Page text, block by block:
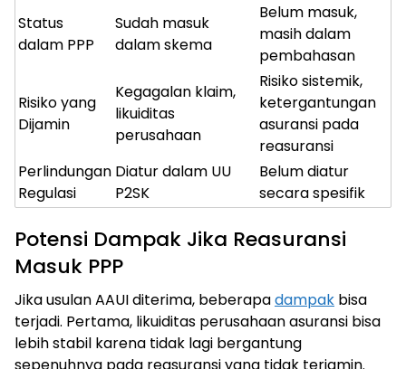
Status
dalam PPP
Sudah masuk
dalam skema
Belum masuk,
masih dalam
pembahasan
Risiko yang
Dijamin
Kegagalan klaim,
likuiditas
perusahaan
Risiko sistemik,
ketergantungan
asuransi pada
reasuransi
Perlindungan
Regulasi
Diatur dalam UU
P2SK
Belum diatur
secara spesifik
Potensi Dampak Jika Reasuransi
Masuk PPP
Jika usulan AAUI diterima, beberapadampak bisa
terjadi. Pertama, likuiditas perusahaan asuransi bisa
lebih stabil karena tidak lagi bergantung
sepenuhnya pada reasuransi yang tidak terjamin.